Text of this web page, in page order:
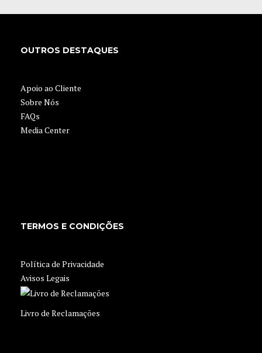
OUTROS DESTAQUES
Apoio ao Cliente
Sobre Nós
FAQs
Media Center
TERMOS E CONDIÇÕES
Política de Privacidade
Avisos Legais
Livro de Reclamações